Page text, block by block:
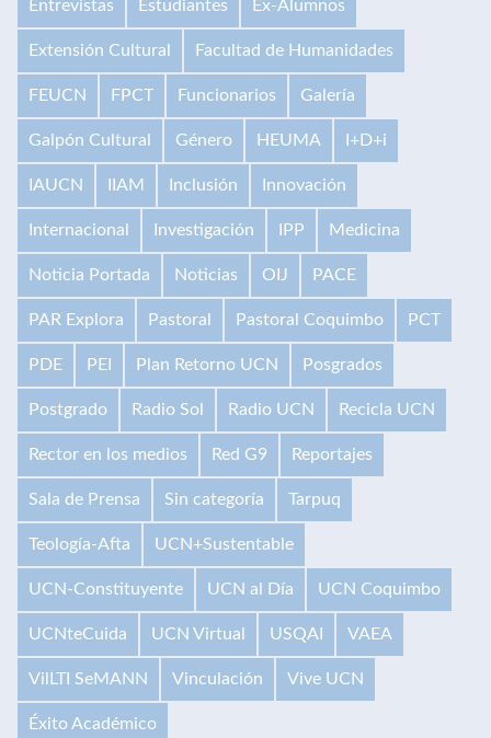
Entrevistas Estudiantes Ex-Alumnos
Extensión Cultural Facultad de Humanidades
FEUCN FPCT Funcionarios Galería
Galpón Cultural Género HEUMA I+D+i
IAUCN IIAM Inclusión Innovación
Internacional Investigación IPP Medicina
Noticia Portada Noticias OIJ PACE
PAR Explora Pastoral Pastoral Coquimbo PCT
PDE PEI Plan Retorno UCN Posgrados
Postgrado Radio Sol Radio UCN Recicla UCN
Rector en los medios Red G9 Reportajes
Sala de Prensa Sin categoría Tarpuq
Teología-Afta UCN+Sustentable
UCN-Constituyente UCN al Día UCN Coquimbo
UCNteCuida UCN Virtual USQAI VAEA
VilLTI SeMANN Vinculación Vive UCN
Éxito Académico